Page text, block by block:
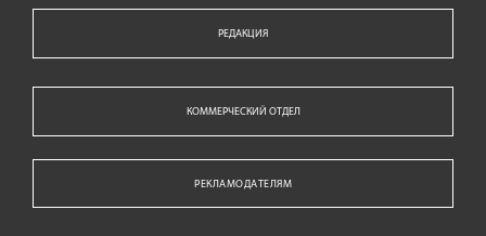
РЕДАКЦИЯ
КОММЕРЧЕСКИЙ ОТДЕЛ
РЕКЛАМОДАТЕЛЯМ